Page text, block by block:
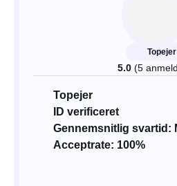
Topejer
5.0 (5
Topejer
ID verificeret
Gennemsnitlig svartid:
Acceptrate: 100%